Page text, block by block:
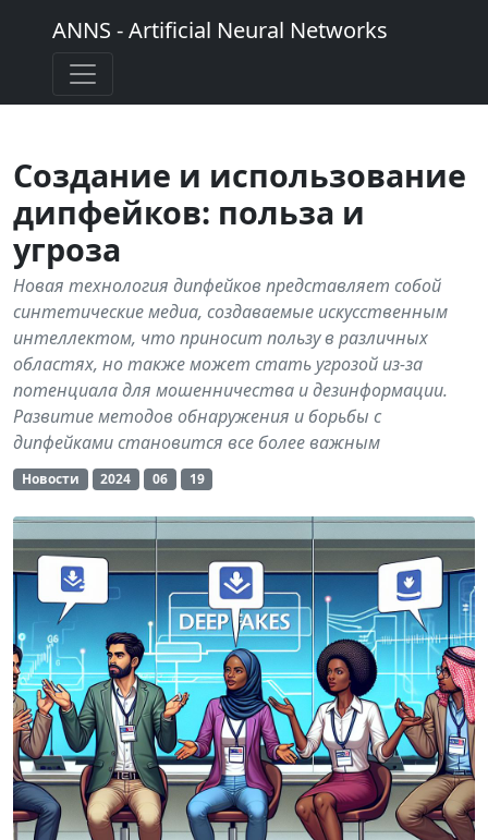
ANNS - Artificial Neural Networks
Создание и использование
дипфейков: польза и
угроза
Новая технология дипфейков представляет собой
синтетические медиа, создаваемые искусственным
интеллектом, что приносит пользу в различных
областях, но также может стать угрозой из-за
потенциала для мошенничества и дезинформации.
Развитие методов обнаружения и борьбы с
дипфейками становится все более важным
Новости 2024 06 19